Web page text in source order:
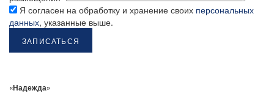
Я согласен на обработку и хранение своих персональных
данных, указанные выше.
«Надежда»